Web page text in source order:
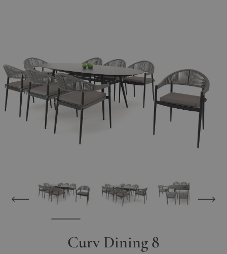
View larger image View larger image View larger
Curv Dining 8